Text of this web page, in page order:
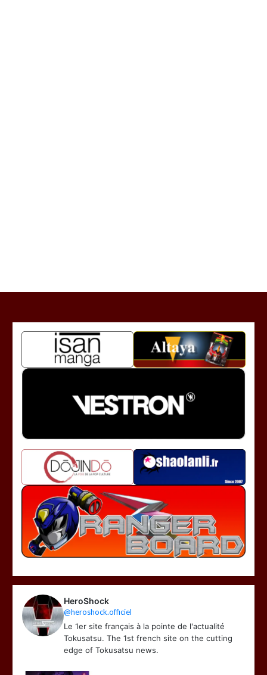
HeroShock
@heroshock.officiel
Le 1er site français à la pointe de l'actualité
Tokusatsu. The 1st french site on the cutting
edge of Tokusatsu news.